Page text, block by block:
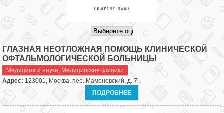
ГЛАЗНАЯ НЕОТЛОЖНАЯ ПОМОЩЬ КЛИНИЧЕСКОЙ
ОФТАЛЬМОЛОГИЧЕСКОЙ БОЛЬНИЦЫ
Медицина и наука, Медицинские клиники
Адрес: 123001, Москва, пер. Мамоновский, д. 7
ПОДРОБНЕЕ